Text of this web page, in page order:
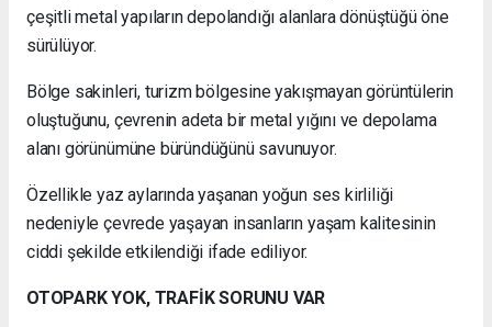
çeşitli metal yapıların depolandığı alanlara dönüştüğü öne
sürülüyor.
Bölge sakinleri, turizm bölgesine yakışmayan görüntülerin
oluştuğunu, çevrenin adeta bir metal yığını ve depolama
alanı görünümüne büründüğünü savunuyor.
Özellikle yaz aylarında yaşanan yoğun ses kirliliği
nedeniyle çevrede yaşayan insanların yaşam kalitesinin
ciddi şekilde etkilendiği ifade ediliyor.
OTOPARK YOK, TRAFİK SORUNU VAR